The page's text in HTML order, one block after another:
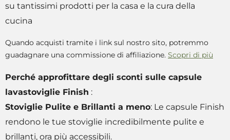
su tantissimi prodotti per la casa e la cura della
cucina
Quando acquisti tramite i link sul nostro sito, potremmo
guadagnare una commissione di affiliazione. Scopri di più
Perché approfittare degli sconti sulle capsule
lavastoviglie Finish :
Stoviglie Pulite e Brillanti a meno: Le capsule Finish
rendono le tue stoviglie incredibilmente pulite e
brillanti, ora più accessibili.